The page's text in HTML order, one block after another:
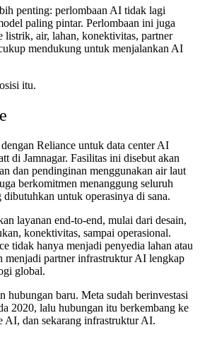
penting: perlombaan AI tidak lagi
paling pintar. Perlombaan ini juga
listrik, air, lahan, konektivitas, partner
mendukung untuk menjalankan AI
itu.
Reliance untuk data center AI
di Jamnagar. Fasilitas ini disebut akan
dan pendinginan menggunakan air laut
berkomitmen menanggung seluruh
untuk operasinya di sana.
layanan end-to-end, mulai dari desain,
konektivitas, sampai operasional.
tidak hanya menjadi penyedia lahan atau
menjadi partner infrastruktur AI lengkap
global.
hubungan baru. Meta sudah berinvestasi
2020, lalu hubungan itu berkembang ke
AI, dan sekarang infrastruktur AI.